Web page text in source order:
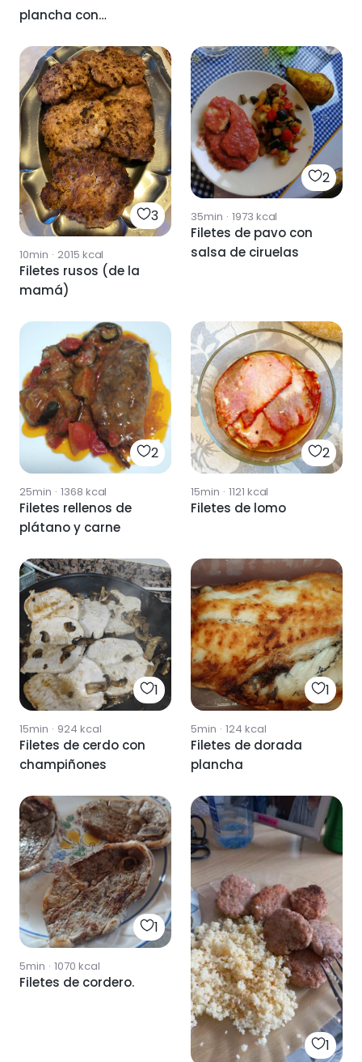
plancha con
3
10min · 2015 kcal
Filetes rusos (de la
mamá)
2
35min · 1973 kcal
Filetes de pavo con
salsa de ciruelas
2
25min · 1368 kcal
Filetes rellenos de
plátano y carne
2
15min · 1121 kcal
Filetes de lomo
1
15min · 924 kcal
Filetes de cerdo con
champiñones
1
5min · 124 kcal
Filetes de dorada
plancha
1
5min · 1070 kcal
Filetes de cordero.
1